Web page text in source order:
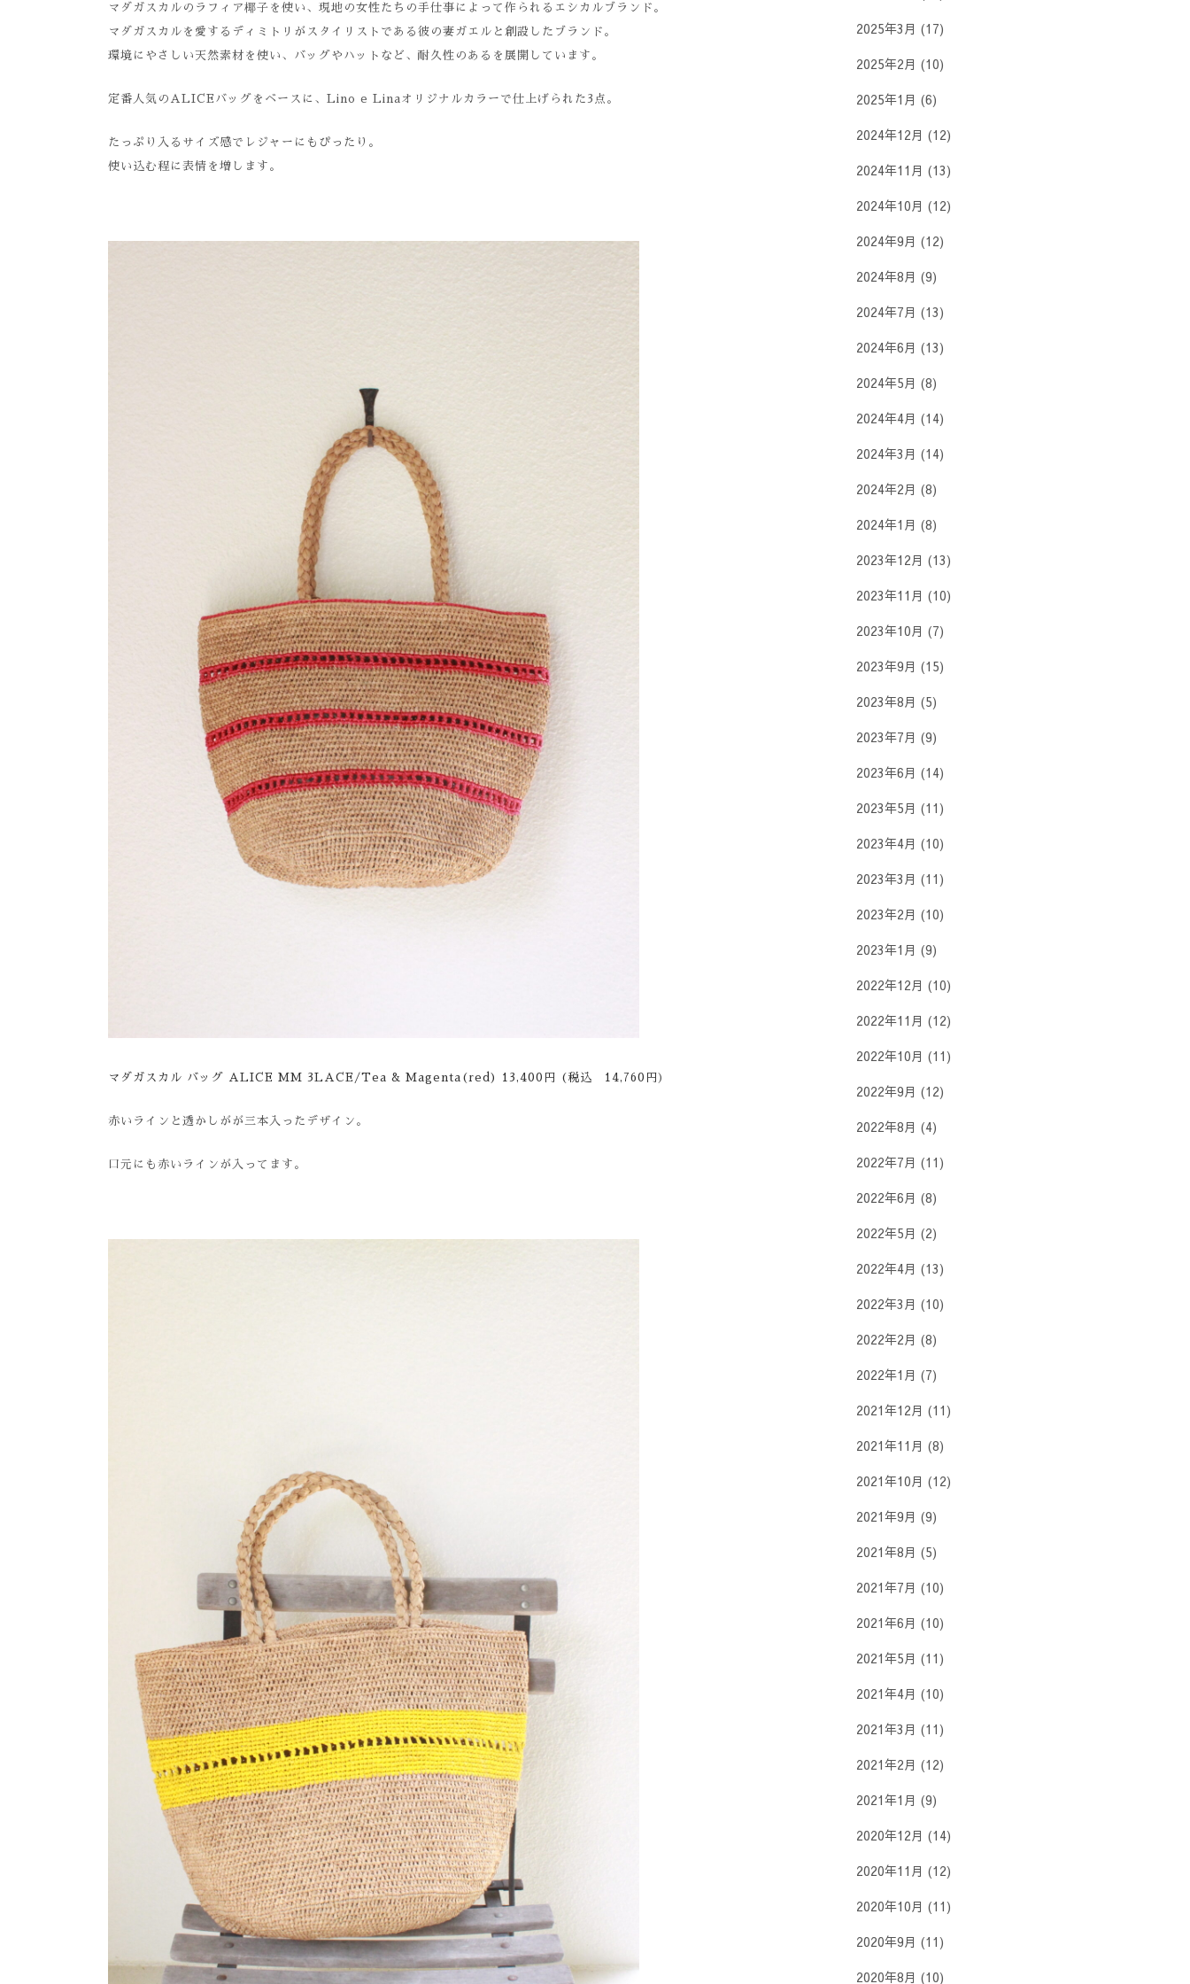
マダガスカルのラフィア椰子を使い、現地の女性たちの手仕事によって作られるエシカルブランド。
マダガスカルを愛するディミトリがスタイリストである彼の妻ガエルと創設したブランド。
環境にやさしい天然素材を使い、バッグやハットなど、耐久性のあるを展開しています。
定番人気のALICEバッグをベースに、Lino e Linaオリジナルカラーで仕上げられた3点。
たっぷり入るサイズ感でレジャーにもぴったり。
使い込む程に表情を増します。
マダガスカル バッグ ALICE MM 3LACE/Tea & Magenta(red) 13,400円 (税込 14,760円)
赤いラインと透かしがが三本入ったデザイン。
口元にも赤いラインが入ってます。
2025年3月 (17)
2025年2月 (10)
2025年1月 (6)
2024年12月 (12)
2024年11月 (13)
2024年10月 (12)
2024年9月 (12)
2024年8月 (9)
2024年7月 (13)
2024年6月 (13)
2024年5月 (8)
2024年4月 (14)
2024年3月 (14)
2024年2月 (8)
2024年1月 (8)
2023年12月 (13)
2023年11月 (10)
2023年10月 (7)
2023年9月 (15)
2023年8月 (5)
2023年7月 (9)
2023年6月 (14)
2023年5月 (11)
2023年4月 (10)
2023年3月 (11)
2023年2月 (10)
2023年1月 (9)
2022年12月 (10)
2022年11月 (12)
2022年10月 (11)
2022年9月 (12)
2022年8月 (4)
2022年7月 (11)
2022年6月 (8)
2022年5月 (2)
2022年4月 (13)
2022年3月 (10)
2022年2月 (8)
2022年1月 (7)
2021年12月 (11)
2021年11月 (8)
2021年10月 (12)
2021年9月 (9)
2021年8月 (5)
2021年7月 (10)
2021年6月 (10)
2021年5月 (11)
2021年4月 (10)
2021年3月 (11)
2021年2月 (12)
2021年1月 (9)
2020年12月 (14)
2020年11月 (12)
2020年10月 (11)
2020年9月 (11)
2020年8月 (10)